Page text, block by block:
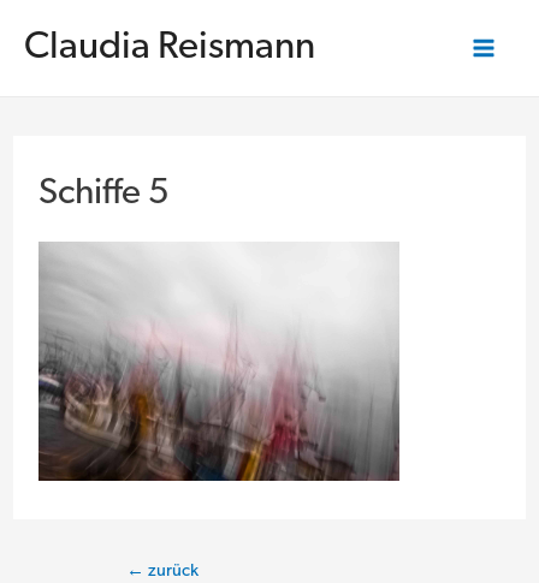
Inhalt
springen
Claudia Reismann
Schiffe 5
Beitragsnavigation
← zurück